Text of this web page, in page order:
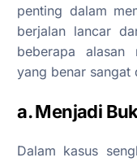
penting dalam
berjalan lancar
beberapa alasan
yang benar sangat
a. Menjadi
Dalam kasus